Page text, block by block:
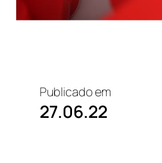
Publicado em
27.06.22